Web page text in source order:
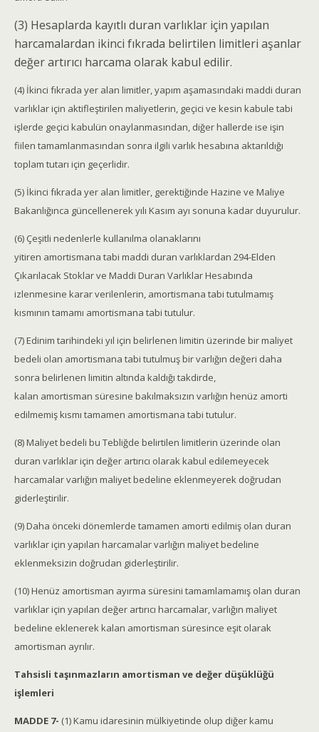
(3) Hesaplarda kayıtlı duran varlıklar için yapılan
harcamalardan ikinci fıkrada belirtilen limitleri aşanlar
değer artırıcı harcama olarak kabul edilir.
(4) İkinci fıkrada yer alan limitler, yapım aşamasındaki maddi duran
varlıklar için aktifleştirilen maliyetlerin, geçici ve kesin kabule tabi
işlerde geçici kabulün onaylanmasından, diğer hallerde ise işin
fiilen tamamlanmasından sonra ilgili varlık hesabına aktarıldığı
toplam tutarı için geçerlidir.
(5) İkinci fıkrada yer alan limitler, gerektiğinde Hazine ve Maliye
Bakanlığınca güncellenerek yılı Kasım ayı sonuna kadar duyurulur.
(6) Çeşitli nedenlerle kullanılma olanaklarını
yitiren amortismana tabi maddi duran varlıklardan 294-Elden
Çıkarılacak Stoklar ve Maddi Duran Varlıklar Hesabında
izlenmesine karar verilenlerin, amortismana tabi tutulmamış
kısmının tamamı amortismana tabi tutulur.
(7) Edinim tarihindeki yıl için belirlenen limitin üzerinde bir maliyet
bedeli olan amortismana tabi tutulmuş bir varlığın değeri daha
sonra belirlenen limitin altında kaldığı takdirde,
kalan amortisman süresine bakılmaksızın varlığın henüz amorti
edilmemiş kısmı tamamen amortismana tabi tutulur.
(8) Maliyet bedeli bu Tebliğde belirtilen limitlerin üzerinde olan
duran varlıklar için değer artırıcı olarak kabul edilemeyecek
harcamalar varlığın maliyet bedeline eklenmeyerek doğrudan
giderleştirilir.
(9) Daha önceki dönemlerde tamamen amorti edilmiş olan duran
varlıklar için yapılan harcamalar varlığın maliyet bedeline
eklenmeksizin doğrudan giderleştirilir.
(10) Henüz amortisman ayırma süresini tamamlamamış olan duran
varlıklar için yapılan değer artırıcı harcamalar, varlığın maliyet
bedeline eklenerek kalan amortisman süresince eşit olarak
amortisman ayrılır.
Tahsisli taşınmazların amortisman ve değer düşüklüğü
işlemleri
MADDE 7- (1) Kamu idaresinin mülkiyetinde olup diğer kamu